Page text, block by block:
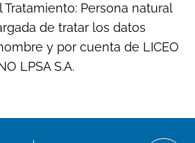
Tratamiento: Persona natural
de tratar los datos
y por cuenta de LICEO
LPSA S.A.